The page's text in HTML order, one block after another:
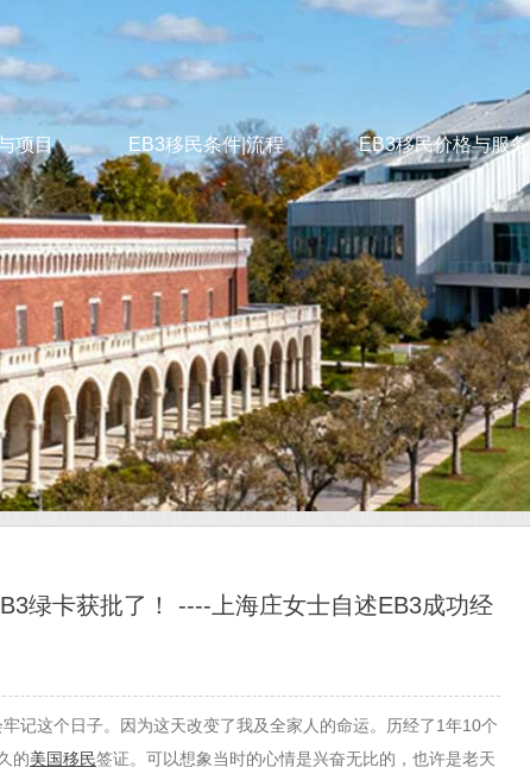
项目 EB3移民条件|流程 EB3移民价格与服务
绿卡获批了！ ----上海庄女士自述EB3成功经
记这个日子。因为这天改变了我及全家人的命运。历经了1年10个
的美国移民签证。可以想象当时的心情是兴奋无比的，也许是老天